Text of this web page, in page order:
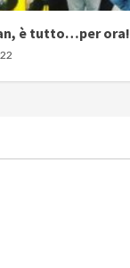
è tutto…per ora!